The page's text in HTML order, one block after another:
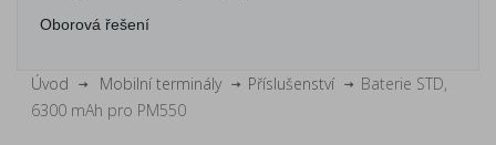
Oborová řešení
Úvod Mobilní terminály Příslušenství
Baterie STD,
6300 mAh pro PM550